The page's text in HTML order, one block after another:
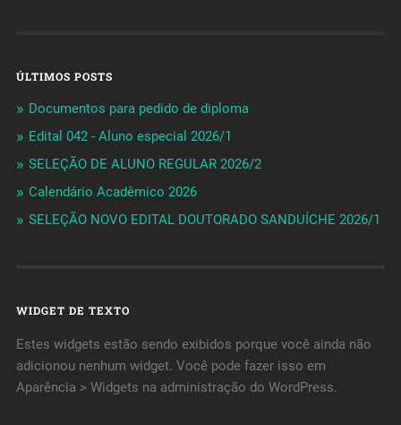
ÚLTIMOS POSTS
Documentos para pedido de diploma
Edital 042 - Aluno especial 2026/1
SELEÇÃO DE ALUNO REGULAR 2026/2
Calendário Acadêmico 2026
SELEÇÃO NOVO EDITAL DOUTORADO SANDUÍCHE 2026/1
WIDGET DE TEXTO
Estes widgets estão sendo exibidos porque você ainda não
adicionou nenhum widget. Você pode fazer isso em
Aparência > Widgets na administração do WordPress.